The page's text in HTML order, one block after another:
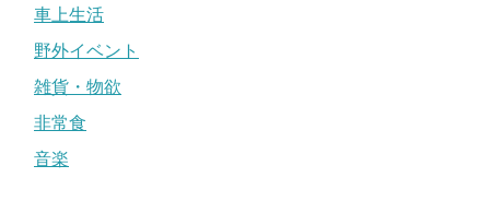
車上生活
野外イベント
雑貨・物欲
非常食
音楽